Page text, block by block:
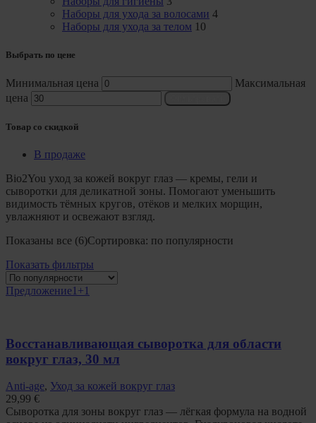
Наборы для ухода за волосами 4
Наборы для ухода за телом 10
Выбрать по цене
Минимальная цена
Максимальная
цена
Товар со скидкой
В продаже
Bio2You уход за кожей вокруг глаз — кремы, гели и
сыворотки для деликатной зоны. Помогают уменьшить
видимость тёмных кругов, отёков и мелких морщин,
увлажняют и освежают взгляд.
Показаны все (6)Сортировка: по популярности
Показать фильтры
Предложение1+1
Восстанавливающая сыворотка для области
вокруг глаз, 30 мл
Anti-age, Уход за кожей вокруг глаз
29,99 €
Сыворотка для зоны вокруг глаз — лёгкая формула на водной